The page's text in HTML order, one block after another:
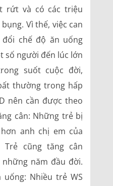
rứt và có các triệu
Vì thế, việc can
chế độ ăn uống
số người đến lúc lớn
suốt cuộc đời,
thường trong hấp
nên cần được theo
cân: Những trẻ bị
anh chị em của
Trẻ cũng tăng cân
năm đầu đời.
Nhiều trẻ WS